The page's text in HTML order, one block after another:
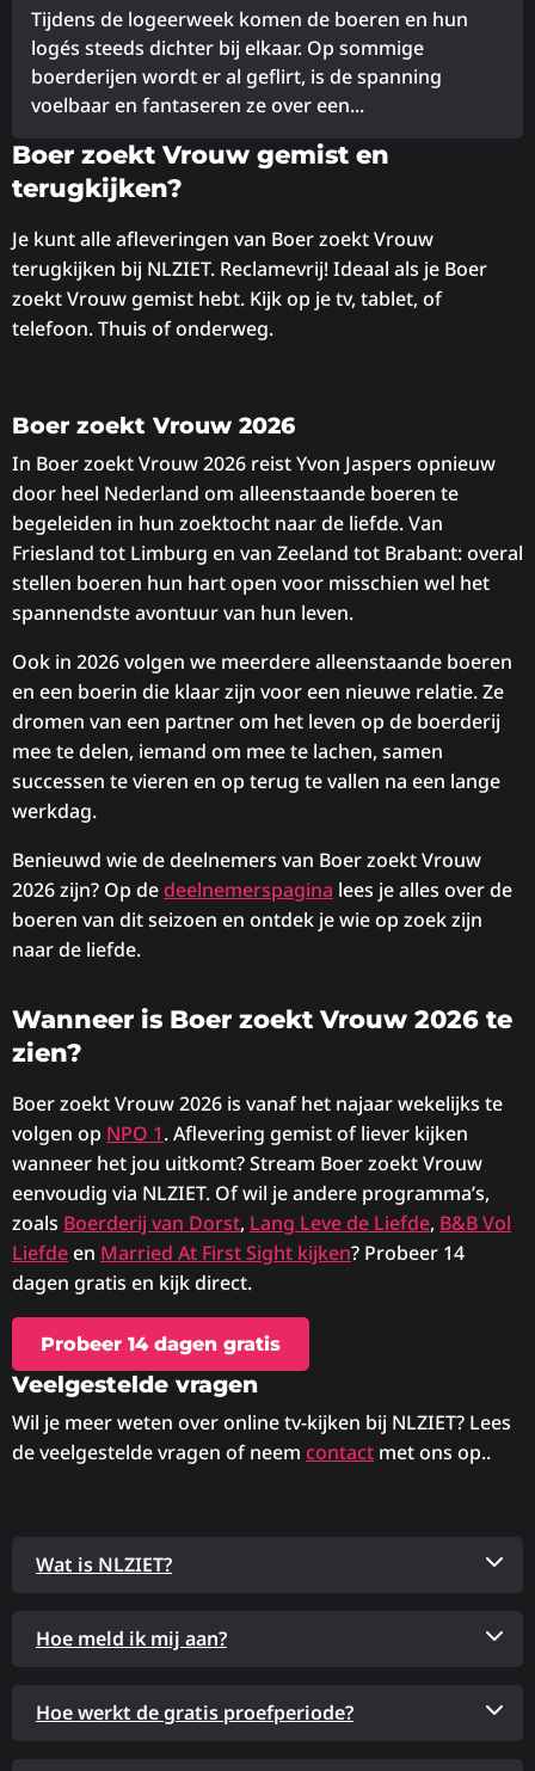
Tijdens de logeerweek komen de boeren en hun
logés steeds dichter bij elkaar. Op sommige
boerderijen wordt er al geflirt, is de spanning
voelbaar en fantaseren ze over een...
Lees
meer
Boer zoekt Vrouw gemist en
terugkijken?
Je kunt alle afleveringen van Boer zoekt Vrouw
terugkijken bij NLZIET. Reclamevrij! Ideaal als je Boer
zoekt Vrouw gemist hebt. Kijk op je tv, tablet, of
telefoon. Thuis of onderweg.
Boer zoekt Vrouw 2026
In Boer zoekt Vrouw 2026 reist Yvon Jaspers opnieuw
door heel Nederland om alleenstaande boeren te
begeleiden in hun zoektocht naar de liefde. Van
Friesland tot Limburg en van Zeeland tot Brabant: overal
stellen boeren hun hart open voor misschien wel het
spannendste avontuur van hun leven.
Ook in 2026 volgen we meerdere alleenstaande boeren
en een boerin die klaar zijn voor een nieuwe relatie. Ze
dromen van een partner om het leven op de boerderij
mee te delen, iemand om mee te lachen, samen
successen te vieren en op terug te vallen na een lange
werkdag.
Benieuwd wie de deelnemers van Boer zoekt Vrouw
2026 zijn? Op dedeelnemerspagina lees je alles over de
boeren van dit seizoen en ontdek je wie op zoek zijn
naar de liefde.
Wanneer is Boer zoekt Vrouw 2026 te
zien?
Boer zoekt Vrouw 2026 is vanaf het najaar wekelijks te
volgen op NPO 1. Aflevering gemist of liever kijken
wanneer het jou uitkomt? Stream Boer zoekt Vrouw
eenvoudig via NLZIET. Of wil je andere programma’s,
zoals Boerderij van Dorst, Lang Leve de Liefde, B&B Vol
Liefdeen Married At First Sight kijken? Probeer 14
dagen gratis en kijk direct.
Probeer 14 dagen gratis
Veelgestelde vragen
Wil je meer weten over online tv-kijken bij NLZIET? Lees
de veelgestelde vragen of neem contact met ons op..
Wat is NLZIET?
Hoe meld ik mij aan?
Hoe werkt de gratis proefperiode?